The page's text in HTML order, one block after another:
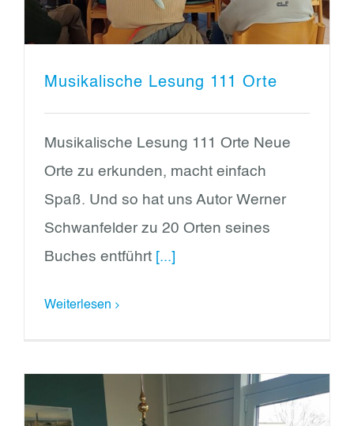
Musikalische Lesung 111 Orte
Musikalische Lesung 111 Orte Neue
Orte zu erkunden, macht einfach
Spaß. Und so hat uns Autor Werner
Schwanfelder zu 20 Orten seines
Buches entführt [...]
Weiterlesen